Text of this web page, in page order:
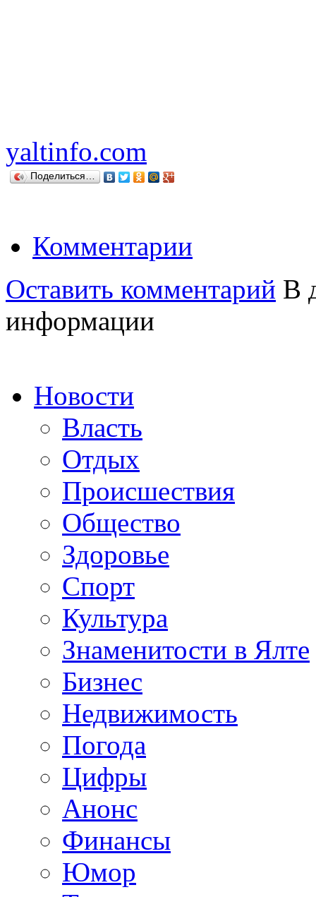
yaltinfo.com
Поделиться…
Комментарии
Оставить комментарий В
информации
Новости
Власть
Отдых
Происшествия
Общество
Здоровье
Спорт
Культура
Знаменитости в Ялте
Бизнес
Недвижимость
Погода
Цифры
Анонс
Финансы
Юмор